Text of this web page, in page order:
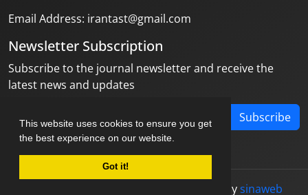
This website uses cookies to ensure you get
the best experience on our website.
Got it!
Email Address: irantast@gmail.com
Newsletter Subscription
Subscribe to the journal newsletter and receive the
latest news and updates
Subscribe
designed bysinaweb